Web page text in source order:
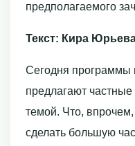
предполагаемого
Текст: Кира
Сегодня программы
предлагают
темой. Что,
сделать большую